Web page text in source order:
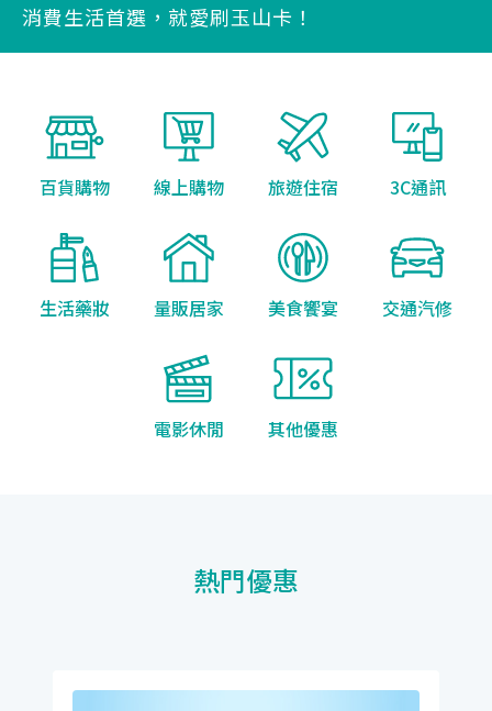
消費生活首選，就愛刷玉山卡！
百貨購物 線上購物 旅遊住宿 3C通訊
生活藥妝 量販居家 美食饗宴 交通汽修
電影休閒 其他優惠
熱門優惠